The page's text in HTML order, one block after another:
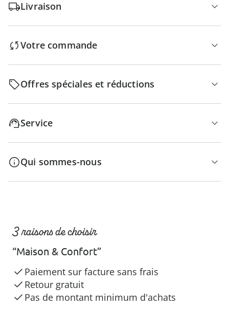
Livraison
Votre commande
Offres spéciales et réductions
Service
Qui sommes-nous
3 raisons de choisir
“Maison & Confort”
Paiement sur facture sans frais
Retour gratuit
Pas de montant minimum d'achats